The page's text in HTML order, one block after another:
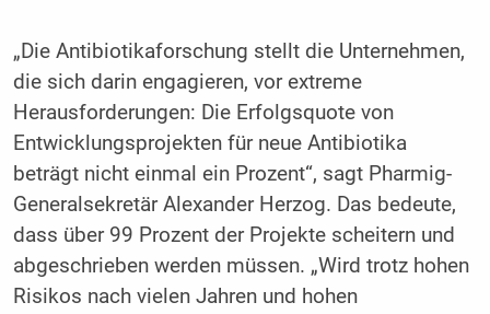
„Die Antibiotikaforschung stellt die Unternehmen,
die sich darin engagieren, vor extreme
Herausforderungen: Die Erfolgsquote von
Entwicklungsprojekten für neue Antibiotika
beträgt nicht einmal ein Prozent“, sagt Pharmig-
Generalsekretär Alexander Herzog. Das bedeute,
dass über 99 Prozent der Projekte scheitern und
abgeschrieben werden müssen. „Wird trotz hohen
Risikos nach vielen Jahren und hohen